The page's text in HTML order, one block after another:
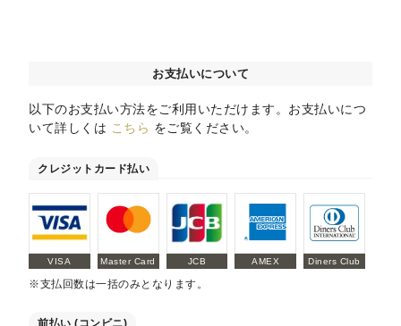
お支払いについて
以下のお支払い方法をご利用いただけます。お支払いにつ
いて詳しくは こちら をご覧ください。
クレジットカード払い
VISA Master Card JCB AMEX Diners Club
※支払回数は一括のみとなります。
前払い (コンビニ)